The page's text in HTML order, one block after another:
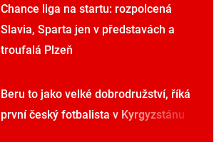
Chance liga na startu: rozpolcená
Slavia, Sparta jen v představách a
troufalá Plzeň
Beru to jako velké dobrodružství, říká
první český fotbalista v Kyrgyzstánu